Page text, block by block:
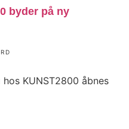
byder på ny
KUNST2800 åbnes